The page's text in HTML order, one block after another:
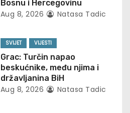
Bosnu i Hercegovinu
Aug 8, 2026 Natasa Tadic
SVIJET VIJESTI
Grac: Turčin napao
beskućnike, među njima i
državljanina BiH
Aug 8, 2026 Natasa Tadic